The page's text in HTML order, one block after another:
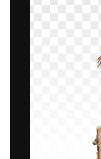
Copyright